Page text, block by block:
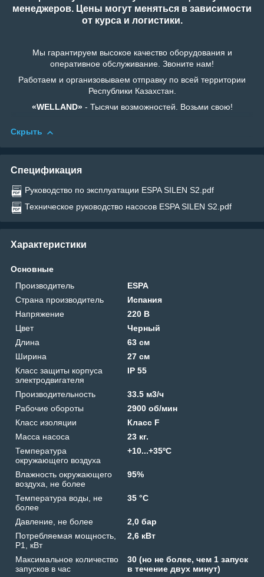
менеджеров. Цены могут меняться в зависимости
от курса и логистики.
Мы гарантируем высокое качество оборудования и
оперативное обслуживание. Звоните нам!
Работаем и организовываем отправку по всей территории
Республики Казахстан.
«WELLAND»- Тысячи возможностей. Возьми свою!
Скрыть
Спецификация
Руководство по эксплуатации ESPA SILEN S2.pdf
Техническое руководство насосов ESPA SILEN S2.pdf
Характеристики
Основные
Производитель
ESPA
Страна производитель
Испания
Напряжение
220 В
Цвет
Черный
Длина
63 см
Ширина
27 см
Класс защиты корпуса
электродвигателя
IP 55
Производительность
33.5 м3/ч
Рабочие обороты
2900 об/мин
Класс изоляции
Класс F
Масса насоса
23 кг.
Температура
окружающего воздуха
+10...+35ºС
Влажность окружающего
воздуха, не более
95%
Температура воды, не
более
35 °C
Давление, не более
2,0 бар
Потребляемая мощность,
P1, кВт
2,6 кВт
Максимальное количество
запусков в час
30 (но не более, чем 1 запуск
в течение двух минут)